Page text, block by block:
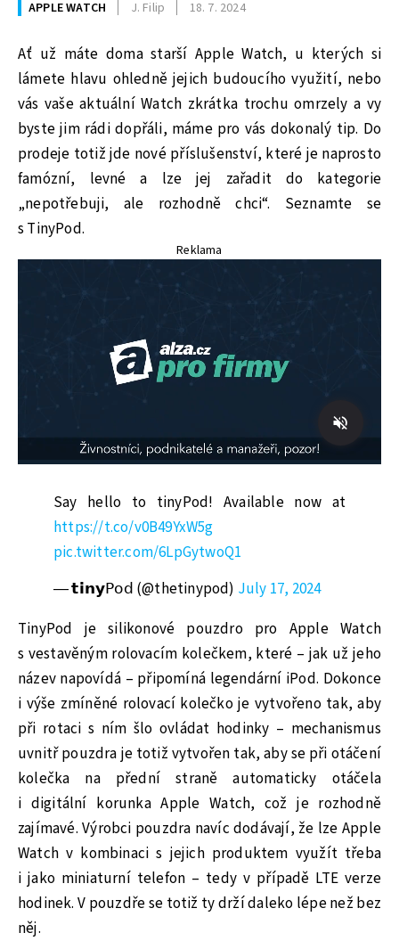
APPLE WATCH J. Filip 18. 7. 2024
Ať už máte doma starší Apple Watch, u kterých si
lámete hlavu ohledně jejich budoucího využití, nebo
vás vaše aktuální Watch zkrátka trochu omrzely a vy
byste jim rádi dopřáli, máme pro vás dokonalý tip. Do
prodeje totiž jde nové příslušenství, které je naprosto
famózní, levné a lze jej zařadit do kategorie
„nepotřebuji, ale rozhodně chci“. Seznamte se
s TinyPod.
Reklama
Say hello to tinyPod! Available now at
https://t.co/v0B49YxW5g
pic.twitter.com/6LpGytwoQ1
— 𝘁𝗶𝗻𝘆𝖯𝗈𝖽 (@thetinypod) July 17, 2024
TinyPod je silikonové pouzdro pro Apple Watch
s vestavěným rolovacím kolečkem, které – jak už jeho
název napovídá – připomíná legendární iPod. Dokonce
i výše zmíněné rolovací kolečko je vytvořeno tak, aby
při rotaci s ním šlo ovládat hodinky – mechanismus
uvnitř pouzdra je totiž vytvořen tak, aby se při otáčení
kolečka na přední straně automaticky otáčela
i digitální korunka Apple Watch, což je rozhodně
zajímavé. Výrobci pouzdra navíc dodávají, že lze Apple
Watch v kombinaci s jejich produktem využít třeba
i jako miniaturní telefon – tedy v případě LTE verze
hodinek. V pouzdře se totiž ty drží daleko lépe než bez
něj.